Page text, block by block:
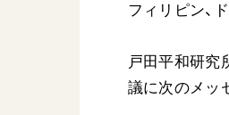
フィリピン、
戸田平和研究
議に次のメッ